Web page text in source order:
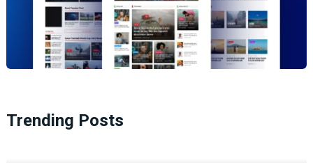
Trending Posts